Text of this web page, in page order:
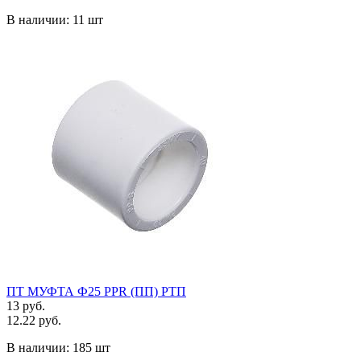
В наличии: 11 шт
ПТ МУФТА Ф25 PPR (ПП) РТП
13 руб.
12.22 руб.
В наличии: 185 шт